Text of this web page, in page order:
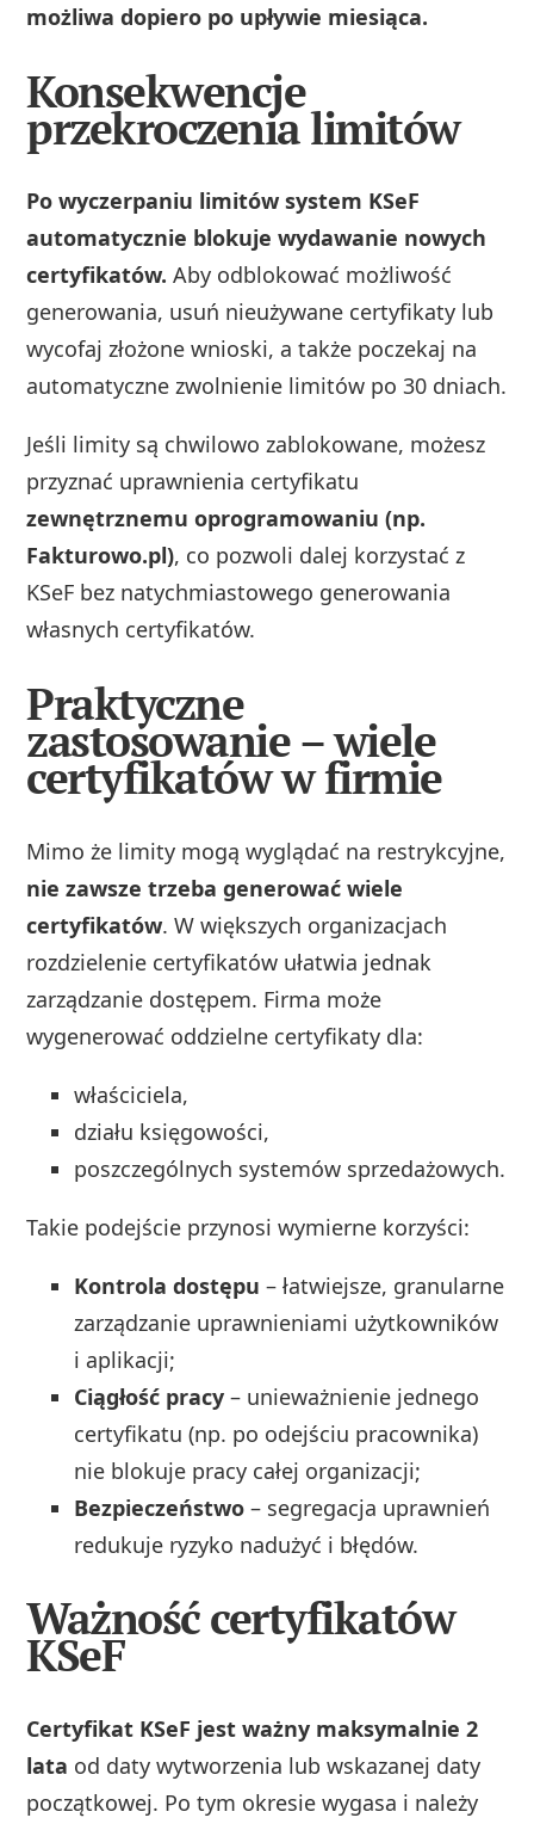
możliwa dopiero po upływie miesiąca.
Konsekwencje
przekroczenia limitów
Po wyczerpaniu limitów system KSeF
automatycznie blokuje wydawanie nowych
certyfikatów. Aby odblokować możliwość
generowania, usuń nieużywane certyfikaty lub
wycofaj złożone wnioski, a także poczekaj na
automatyczne zwolnienie limitów po 30 dniach.
Jeśli limity są chwilowo zablokowane, możesz
przyznać uprawnienia certyfikatu
zewnętrznemu oprogramowaniu (np.
Fakturowo.pl), co pozwoli dalej korzystać z
KSeF bez natychmiastowego generowania
własnych certyfikatów.
Praktyczne
zastosowanie – wiele
certyfikatów w firmie
Mimo że limity mogą wyglądać na restrykcyjne,
nie zawsze trzeba generować wiele
certyfikatów. W większych organizacjach
rozdzielenie certyfikatów ułatwia jednak
zarządzanie dostępem. Firma może
wygenerować oddzielne certyfikaty dla:
właściciela,
działu księgowości,
poszczególnych systemów sprzedażowych.
Takie podejście przynosi wymierne korzyści:
Kontrola dostępu – łatwiejsze, granularne
zarządzanie uprawnieniami użytkowników
i aplikacji;
Ciągłość pracy – unieważnienie jednego
certyfikatu (np. po odejściu pracownika)
nie blokuje pracy całej organizacji;
Bezpieczeństwo – segregacja uprawnień
redukuje ryzyko nadużyć i błędów.
Ważność certyfikatów
KSeF
Certyfikat KSeF jest ważny maksymalnie 2
lata od daty wytworzenia lub wskazanej daty
początkowej. Po tym okresie wygasa i należy